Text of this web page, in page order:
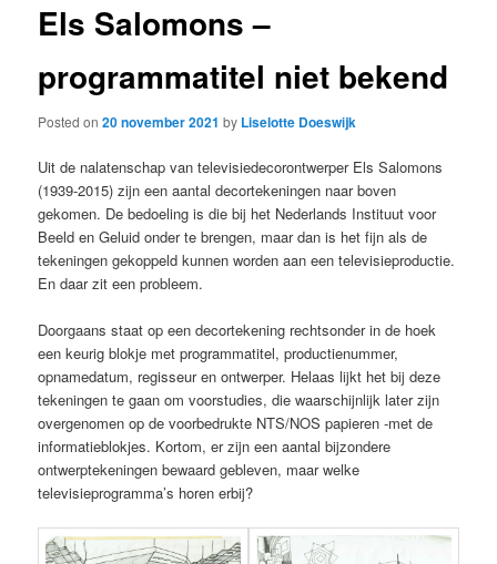
Els Salomons –
programmatitel niet bekend
Posted on20 november 2021 by Liselotte Doeswijk
Uit de nalatenschap van televisiedecorontwerper Els Salomons
(1939-2015) zijn een aantal decortekeningen naar boven
gekomen. De bedoeling is die bij het Nederlands Instituut voor
Beeld en Geluid onder te brengen, maar dan is het fijn als de
tekeningen gekoppeld kunnen worden aan een televisieproductie.
En daar zit een probleem.
Doorgaans staat op een decortekening rechtsonder in de hoek
een keurig blokje met programmatitel, productienummer,
opnamedatum, regisseur en ontwerper. Helaas lijkt het bij deze
tekeningen te gaan om voorstudies, die waarschijnlijk later zijn
overgenomen op de voorbedrukte NTS/NOS papieren -met de
informatieblokjes. Kortom, er zijn een aantal bijzondere
ontwerptekeningen bewaard gebleven, maar welke
televisieprogramma’s horen erbij?